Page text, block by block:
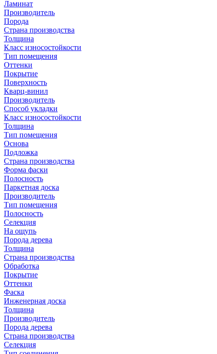
Ламинат
Производитель
Порода
Страна производства
Толщина
Класс износостойкости
Тип помещения
Оттенки
Покрытие
Поверхность
Кварц-винил
Производитель
Способ укладки
Класс износостойкости
Толщина
Тип помещения
Основа
Подложка
Страна производства
Форма фаски
Полосность
Паркетная доска
Производитель
Тип помещения
Полосность
Селекция
На ощупь
Порода дерева
Толщина
Страна производства
Обработка
Покрытие
Оттенки
Фаска
Инженерная доска
Толщина
Производитель
Порода дерева
Страна производства
Селекция